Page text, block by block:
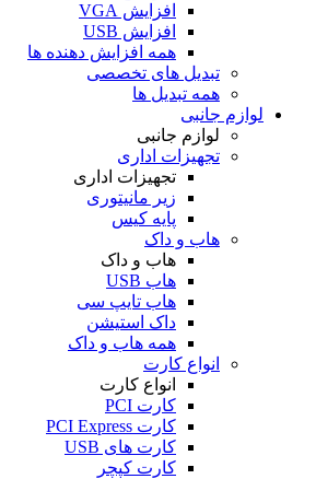
افزایش VGA
افزایش USB
همه افزایش دهنده ها
تبدیل های تخصصی
همه تبدیل ها
لوازم جانبی
لوازم جانبی
تجهیزات اداری
تجهیزات اداری
زیر مانیتوری
پایه کیس
هاب و داک
هاب و داک
هاب USB
هاب تایپ سی
داک استیشن
همه هاب و داک
انواع کارت
انواع کارت
کارت PCI
کارت PCI Express
کارت های USB
کارت کپچر